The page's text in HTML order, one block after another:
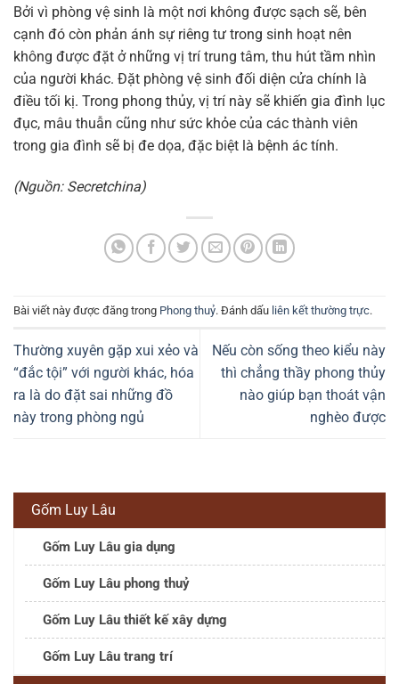
Bởi vì phòng vệ sinh là một nơi không được sạch sẽ, bên
cạnh đó còn phản ánh sự riêng tư trong sinh hoạt nên
không được đặt ở những vị trí trung tâm, thu hút tầm nhìn
của người khác. Đặt phòng vệ sinh đối diện cửa chính là
điều tối kị. Trong phong thủy, vị trí này sẽ khiến gia đình lục
đục, mâu thuẫn cũng như sức khỏe của các thành viên
trong gia đình sẽ bị đe dọa, đặc biệt là bệnh ác tính.
(Nguồn: Secretchina)
Bài viết này được đăng trong Phong thuỷ. Đánh dấu liên kết thường trực.
Thường xuyên gặp xui xẻo và
“đắc tội” với người khác, hóa
ra là do đặt sai những đồ
này trong phòng ngủ
Nếu còn sống theo kiểu này
thì chẳng thầy phong thủy
nào giúp bạn thoát vận
nghèo được
Gốm Luy Lâu
Gốm Luy Lâu gia dụng
Gốm Luy Lâu phong thuỷ
Gốm Luy Lâu thiết kế xây dựng
Gốm Luy Lâu trang trí